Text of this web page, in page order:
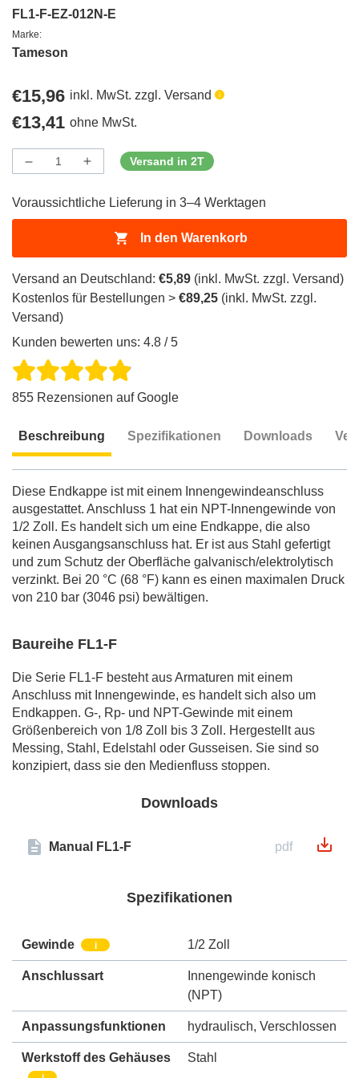
FL1-F-EZ-012N-E
Marke:
Tameson
Regulärer
Preis
€15,96 inkl. MwSt. zzgl. Versand
Regulärer
Preis
€13,41 ohne MwSt.
Menge
Menge
verringern
ProductDrop
Menge
erhöhen
ProductDrop
Versand in 2T
Voraussichtliche Lieferung in 3–4 Werktagen
In den Warenkorb
Versand an Deutschland: €5,89 (inkl. MwSt. zzgl. Versand)
Kostenlos für Bestellungen > €89,25 (inkl. MwSt. zzgl.
Versand)
Kunden bewerten uns: 4.8 / 5
855 Rezensionen auf Google
Beschreibung Spezifikationen Downloads
Diese Endkappe ist mit einem Innengewindeanschluss
ausgestattet. Anschluss 1 hat ein NPT-Innengewinde von
1/2 Zoll. Es handelt sich um eine Endkappe, die also
keinen Ausgangsanschluss hat. Er ist aus Stahl gefertigt
und zum Schutz der Oberfläche galvanisch/elektrolytisch
verzinkt. Bei 20 °C (68 °F) kann es einen maximalen Druck
von 210 bar (3046 psi) bewältigen.
Baureihe FL1-F
Die Serie FL1-F besteht aus Armaturen mit einem
Anschluss mit Innengewinde, es handelt sich also um
Endkappen. G-, Rp- und NPT-Gewinde mit einem
Größenbereich von 1/8 Zoll bis 3 Zoll. Hergestellt aus
Messing, Stahl, Edelstahl oder Gusseisen. Sie sind so
konzipiert, dass sie den Medienfluss stoppen.
Downloads
Manual FL1-F pdf
Spezifikationen
Gewinde i 1/2 Zoll
Anschlussart
Innengewinde konisch
(NPT)
Anpassungsfunktionen hydraulisch, Verschlossen
Werkstoff des Gehäuses Stahl